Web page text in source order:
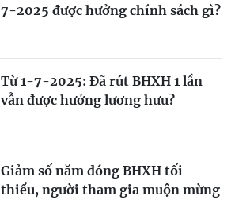
7-2025 được hưởng chính sách gì?
Từ 1-7-2025: Đã rút BHXH 1 lần
vẫn được hưởng lương hưu?
Giảm số năm đóng BHXH tối
thiểu, người tham gia muộn mừng